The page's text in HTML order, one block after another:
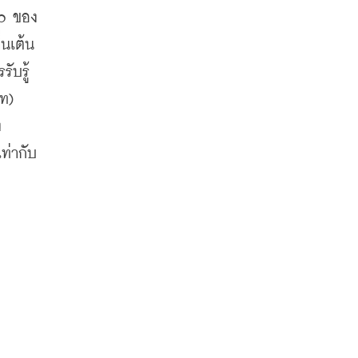
ของ
เต้น
รับรู้
)
ากับ